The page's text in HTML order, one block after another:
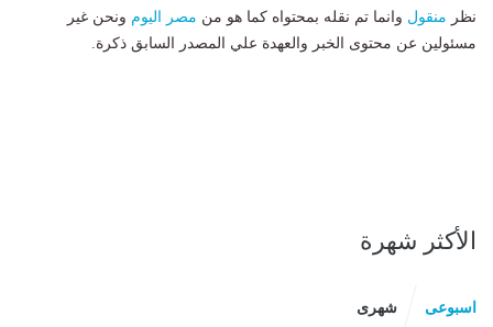
نظر منقول وانما تم نقله بمحتواه كما هو من مصر اليوم ونحن غير
مسئولين عن محتوى الخبر والعهدة علي المصدر السابق ذكرة.
الأكثر شهرة
اسبوعى شهرى